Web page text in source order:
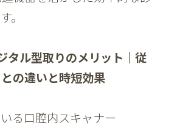
。
タル型取りのメリット｜従
の違いと時短効果
る口腔内スキャナー